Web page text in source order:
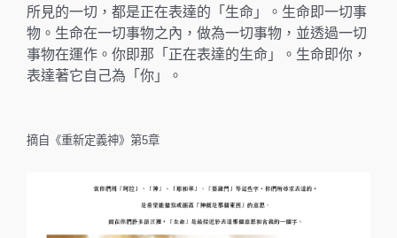
所見的一切，都是正在表達的「生命」。生命即一切事
物。生命在一切事物之內，做為一切事物，並透過一切
事物在運作。你即那「正在表達的生命」。生命即你，
表達著它自己為「你」。
摘自《重新定義神》第5章